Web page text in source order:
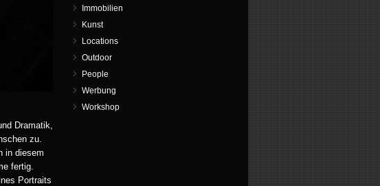
Dramatik,
zu.
in diesem
fertig.
Portraits
Immobilien
Kunst
Locations
Outdoor
People
Werbung
Workshop